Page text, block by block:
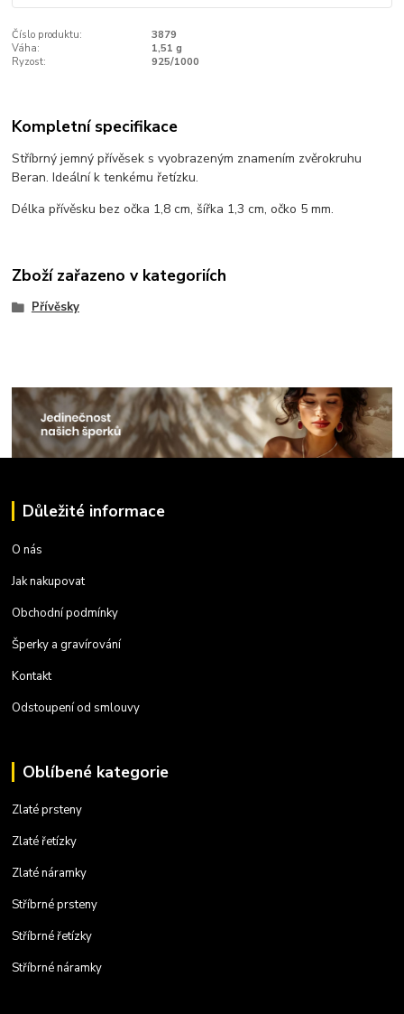
Číslo produktu:
3879
Váha:
1,51 g
Ryzost:
925/1000
Kompletní specifikace
Stříbrný jemný přívěsek s vyobrazeným znamením zvěrokruhu
Beran. Ideální k tenkému řetízku.
Délka přívěsku bez očka 1,8 cm, šířka 1,3 cm, očko 5 mm.
Zboží zařazeno v kategoriích
Přívěsky
Důležité informace
O nás
Jak nakupovat
Obchodní podmínky
Šperky a gravírování
Kontakt
Odstoupení od smlouvy
Oblíbené kategorie
Zlaté prsteny
Zlaté řetízky
Zlaté náramky
Stříbrné prsteny
Stříbrné řetízky
Stříbrné náramky